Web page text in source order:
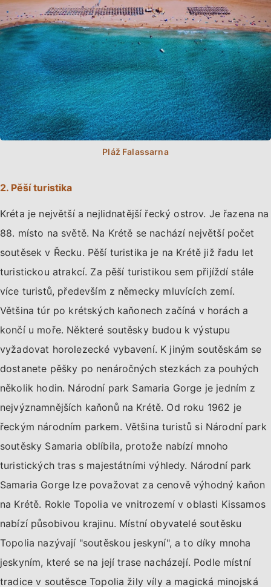
2. Pěší turistika
Kréta je největší a nejlidnatější řecký ostrov. Je řazena na
88. místo na světě. Na Krétě se nachází největší počet
soutěsek v Řecku. Pěší turistika je na Krétě již řadu let
turistickou atrakcí. Za pěší turistikou sem přijíždí stále
více turistů, především z německy mluvících zemí.
Většina túr po krétských kaňonech začíná v horách a
končí u moře. Některé soutěsky budou k výstupu
vyžadovat horolezecké vybavení. K jiným soutěskám se
dostanete pěšky po nenáročných stezkách za pouhých
několik hodin. Národní park Samaria Gorge je jedním z
nejvýznamnějších kaňonů na Krétě. Od roku 1962 je
řeckým národním parkem. Většina turistů si Národní park
soutěsky Samaria oblíbila, protože nabízí mnoho
turistických tras s majestátními výhledy. Národní park
Samaria Gorge lze považovat za cenově výhodný kaňon
na Krétě. Rokle Topolia ve vnitrozemí v oblasti Kissamos
nabízí působivou krajinu. Místní obyvatelé soutěsku
Topolia nazývají "soutěskou jeskyní", a to díky mnoha
jeskyním, které se na její trase nacházejí. Podle místní
tradice v soutěsce Topolia žily víly a magická minojská